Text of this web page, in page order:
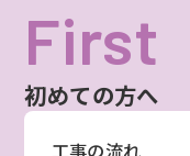
First
初めての方へ
工事の流れ